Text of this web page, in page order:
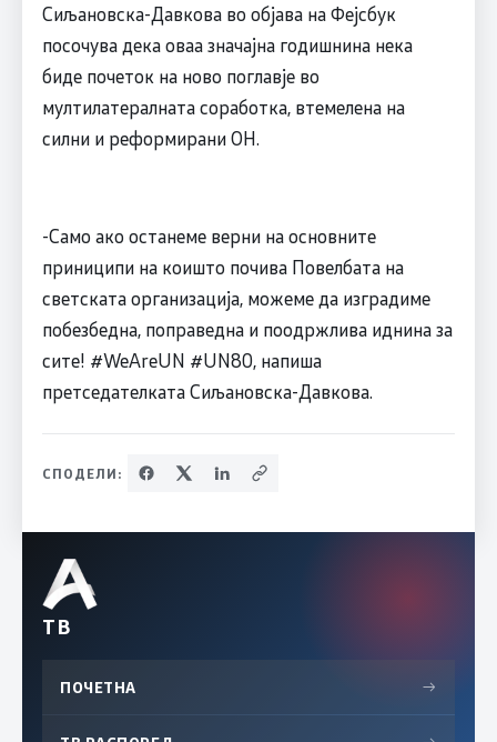
Сиљановска-Давкова во објава на Фејсбук
посочува дека оваа значајна годишнина нека
биде почеток на ново поглавје во
мултилатералната соработка, втемелена на
силни и реформирани ОН.
-Само ако останеме верни на основните
приниципи на коишто почива Повелбата на
светската организација, можеме да изградиме
побезбедна, поправедна и поодржлива иднина за
сите! #WeAreUN #UN80, напиша
претседателката Сиљановска-Давкова.
СПОДЕЛИ:
ТВ
ПОЧЕТНА →